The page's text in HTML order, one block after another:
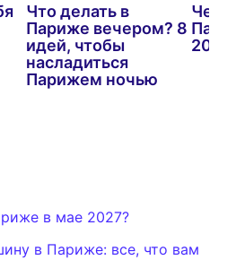
Что делать в
Париже вечером? 8
идей, чтобы
насладиться
Парижем ночью
Чем
2027
в мае 2027?
в Париже: все, что вам